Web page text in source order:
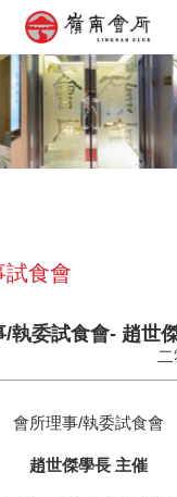
試食會
執委試食會- 趙世
會所理事/執委試食會
趙世傑學長 主催